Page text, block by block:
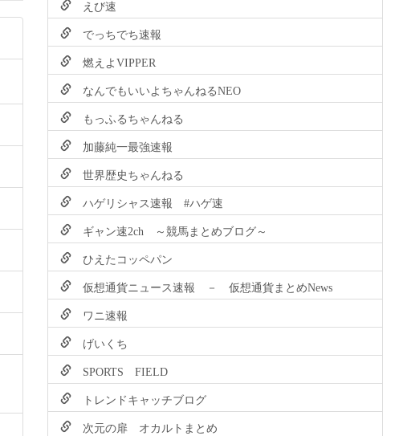
えび速
でっちでち速報
燃えよVIPPER
なんでもいいよちゃんねるNEO
もっふるちゃんねる
加藤純一最強速報
世界歴史ちゃんねる
ハゲリシャス速報 #ハゲ速
ギャン速2ch ～競馬まとめブログ～
ひえたコッペパン
仮想通貨ニュース速報 － 仮想通貨まとめNews
ワニ速報
げいくち
SPORTS FIELD
トレンドキャッチブログ
次元の扉 オカルトまとめ